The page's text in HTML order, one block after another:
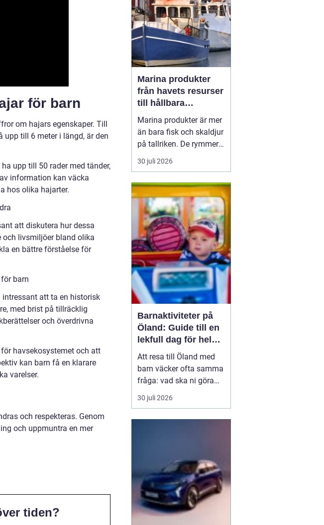
för barn
om hajars egenskaper. Till
upp till 6 meter i längd, är den
upp till 50 rader med tänder,
information kan väcka
hos olika hajarter.
att diskutera hur dessa
och livsmiljöer bland olika
en bättre förståelse för
barn
att ta en historisk
med brist på tillräcklig
och överdrivna
havsekosystemet och att
kan barn få en klarare
varelser.
och respekteras. Genom
och uppmuntra en mer
tiden?
Marina produkter
från havets resurser
till hållbara
upplevelser
Marina produkter är mer
än bara fisk och skaldjur
på tallriken. De rymmer
allt från mat och hälsa
till friluftsliv, kultur och
områden spelar havet en
central roll för både
ekonomi och livskvalitet.
När fler söker sig mot
nat...
30 juli 2026
Barnaktiviteter på
Öland: Guide till en
lekfull dag för hela
familjen
Att resa till Öland med
barn väcker ofta samma
fråga: vad ska ni göra
för att alla ska trivas,
oavsett ålder och
30 juli 2026